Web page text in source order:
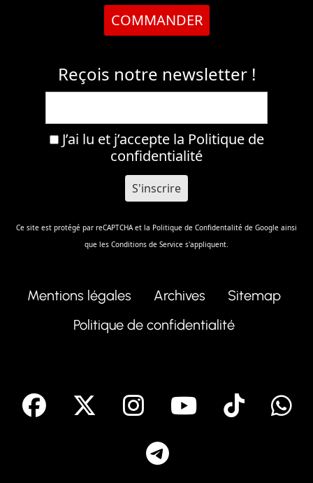
COMMANDER
Reçois notre newsletter !
J’ai lu et j’accepte la Politique de
confidentialité
Ce site est protégé par reCAPTCHA et la Politique de Confidentalité de Google ainsi
que les Conditions de Service s'appliquent.
Mentions légales Archives
Sitemap
Politique de confidentialité
facebook Instagram
Youtube
Tik